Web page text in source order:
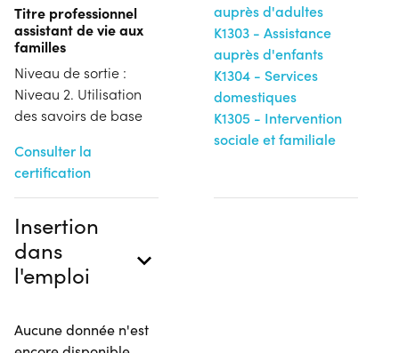
Titre professionnel
assistant de vie aux
familles
Niveau de sortie :
Niveau 2. Utilisation
des savoirs de base
Consulter la
certification
auprès d'adultes
K1303 - Assistance
auprès d'enfants
K1304 - Services
domestiques
K1305 - Intervention
sociale et familiale
Insertion
dans
l'emploi
Aucune donnée n'est